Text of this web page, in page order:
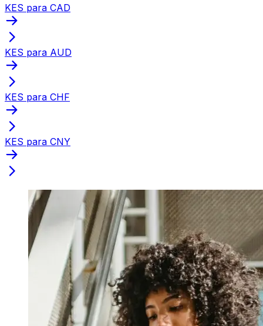
KES para CAD
KES para AUD
KES para CHF
KES para CNY